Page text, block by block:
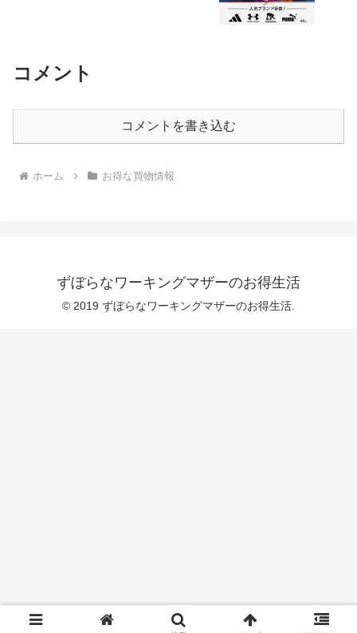
コメント
コメントを書き込む
ホーム お得な買物情報
ずぼらなワーキングマザーのお得生活
© 2019 ずぼらなワーキングマザーのお得生活.